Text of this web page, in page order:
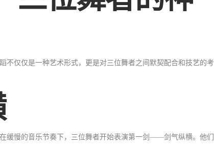
不仅仅是一种艺术形式，更是对三位舞者之间默契配合和技艺的考
缓慢的音乐节奏下，三位舞者开始表演第一剑——剑气纵横。他们